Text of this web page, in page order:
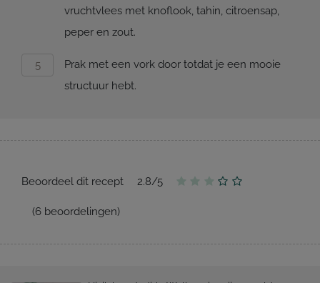
vruchtvlees met knoflook, tahin, citroensap,
peper en zout.
Prak met een vork door totdat je een mooie
structuur hebt.
Beoordeel dit recept 2.8/5
(6 beoordelingen)